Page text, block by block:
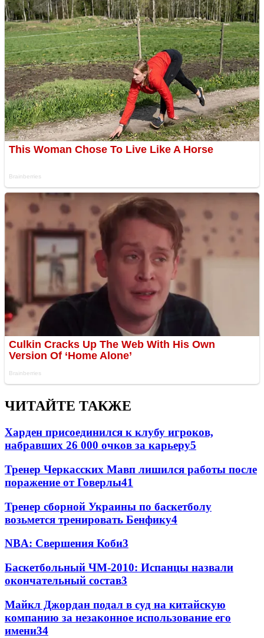
ЧИТАЙТЕ ТАКЖЕ
Харден присоединился к клубу игроков,
набравших 26 000 очков за карьеру5
Тренер Черкасских Мавп лишился работы после
поражение от Говерлы41
Тренер сборной Украины по баскетболу
возьмется тренировать Бенфику4
NBA: Свершения Коби3
Баскетбольный ЧМ-2010: Испанцы назвали
окончательный состав3
Майкл Джордан подал в суд на китайскую
компанию за незаконное использование его
имени34